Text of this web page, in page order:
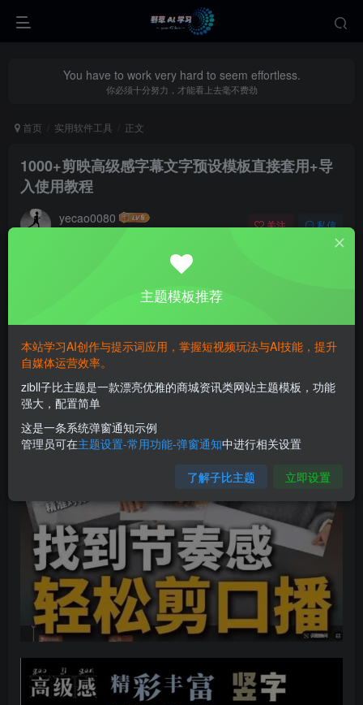
You have to work very hard to seem effortless.
你必须十分努力，才能看上去毫不费劲
首页 实用软件工具 正文
1000+剪映高级感字幕文字预设模板直接套用+导
入使用教程
yecao0080 关注 私信
主题模板推荐
本站学习AI创作与提示词应用，掌握短视频玩法与AI技能，提升
自媒体运营效率。
zibll子比主题是一款漂亮优雅的商城资讯类网站主题模板，功能
强大，配置简单
这是一条系统弹窗通知示例
管理员可在主题设置-常用功能-弹窗通知中进行相关设置
了解子比主题 立即设置